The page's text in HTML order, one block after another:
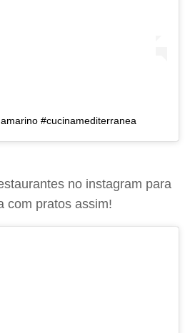
#cucinamediterranea
no instagram para
com pratos assim!